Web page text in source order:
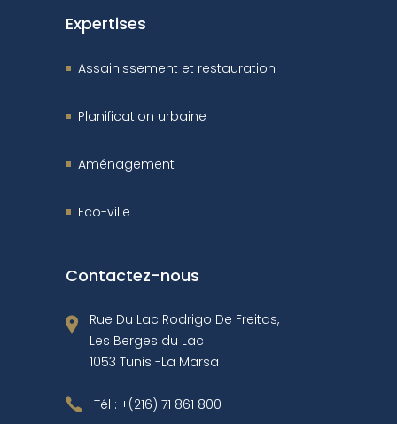
Expertises
Assainissement et restauration
Planification urbaine
Aménagement
Eco-ville
Contactez-nous
Rue Du Lac Rodrigo De Freitas,
Les Berges du Lac
1053 Tunis -La Marsa
Tél : +(216) 71 861 800